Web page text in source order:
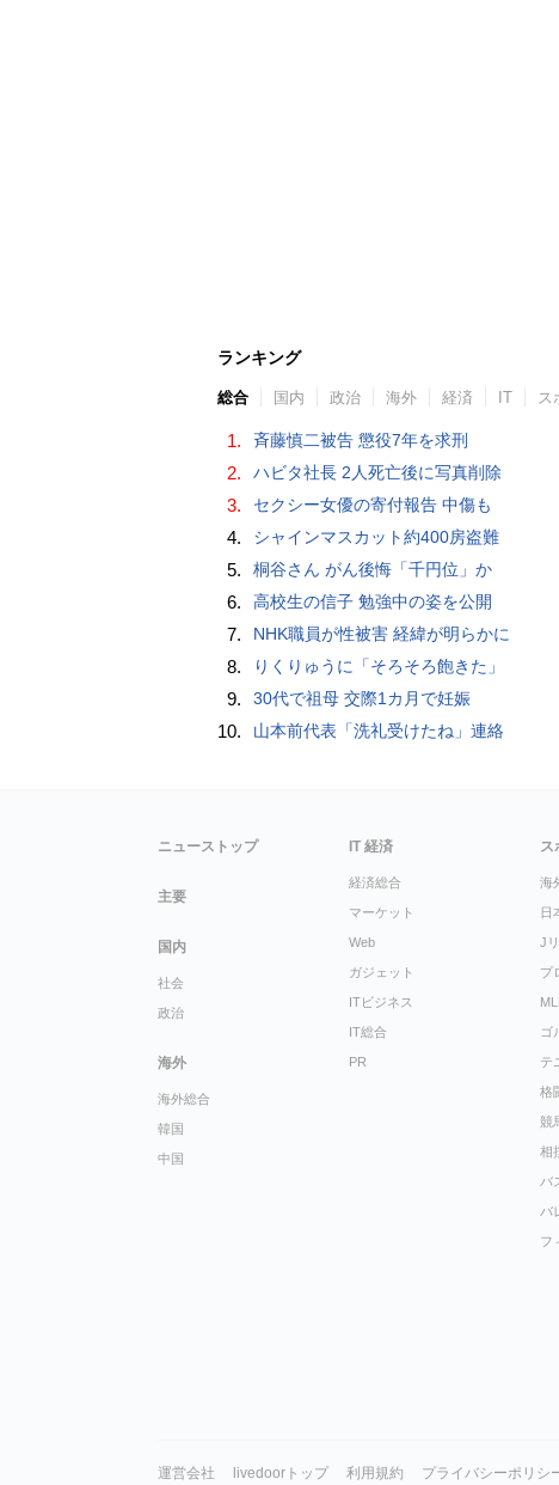
ランキング
総合 国内 政治 海外 経済 IT ス
1. 斉藤慎二被告 懲役7年を求刑
2. ハビタ社長 2人死亡後に写真削除
3. セクシー女優の寄付報告 中傷も
4. シャインマスカット約400房盗難
5. 桐谷さん がん後悔「千円位」か
6. 高校生の信子 勉強中の姿を公開
7. NHK職員が性被害 経緯が明らかに
8. りくりゅうに「そろそろ飽きた」
9. 30代で祖母 交際1カ月で妊娠
10. 山本前代表「洗礼受けたね」連絡
ニューストップ
主要
国内
社会
政治
海外
海外総合
韓国
中国
IT 経済
経済総合
マーケット
Web
ガジェット
ITビジネス
IT総合
PR
ス
海
日
J
プ
ゴ
テ
格
競
相
バ
バ
フ
運営会社 livedoorトップ 利用規約 プライバシーポリシ